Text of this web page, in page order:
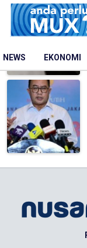
NEWS EKONOMI